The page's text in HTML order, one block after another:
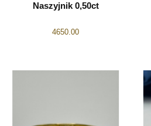
Naszyjnik 0,50ct
4650.00